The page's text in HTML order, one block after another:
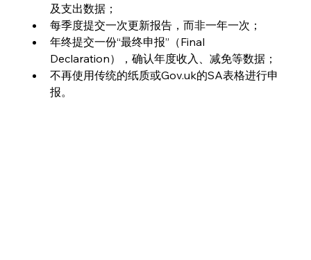
及支出数据；
每季度提交一次更新报告，而非一年一次；
年终提交一份“最终申报”（Final
Declaration），确认年度收入、减免等数据；
不再使用传统的纸质或Gov.uk的SA表格进行申
报。